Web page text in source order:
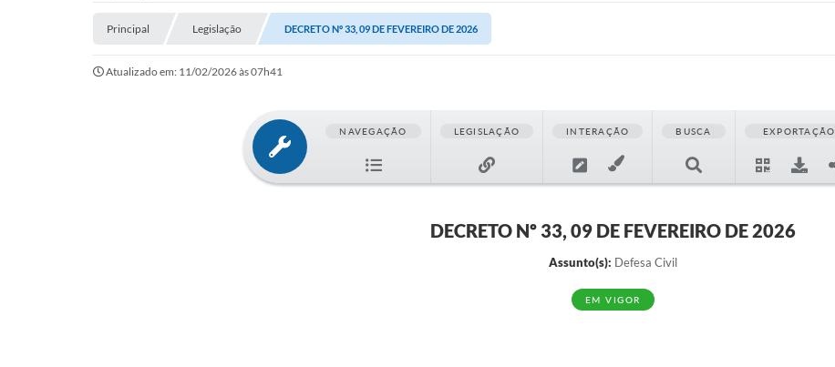
Principal Legislação DECRETO Nº 33, 09 DE FEVEREIRO DE 2026
Atualizado em: 11/02/2026 às 07h41
NAVEGAÇÃO LEGISLAÇÃO INTERAÇÃO BUSCA EXPORTAÇÃO
DECRETO Nº 33, 09 DE FEVEREIRO DE 2026
Assunto(s): Defesa Civil
EM VIGOR